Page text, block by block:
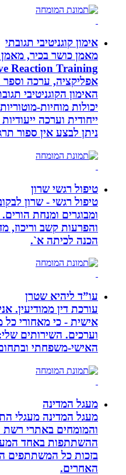
אימון קוגניטיבי תגובתי
מאמן כושר בכיר, מאמן
אפליקציה, ערכה וספר
האימון הקוגניטיבי
יכולות מוחיות-
ניתן לבצע אין ספור
טיפול רגשי שרון
טיפול רגשי - שרון
ומבוגרים ומנחת הורים.
והפרעות קשב וריכוז,
הכנה לכיתה א`.
עו”ד ליהיא שטרן
עורכת דין ממודיעין.
אישית - כי מאחורי כל
וערכים. השירותים שלי:
האישי-משפחתי ובתחום
מעגל המדינה
מעגל המדינה מעגלי
והמומחים באתרי רשת
ההשתתפות באחד
בזכות כל המשתתפים
האחרים.